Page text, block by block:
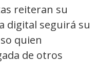
reiteran su
digital seguirá su
quien
de otros